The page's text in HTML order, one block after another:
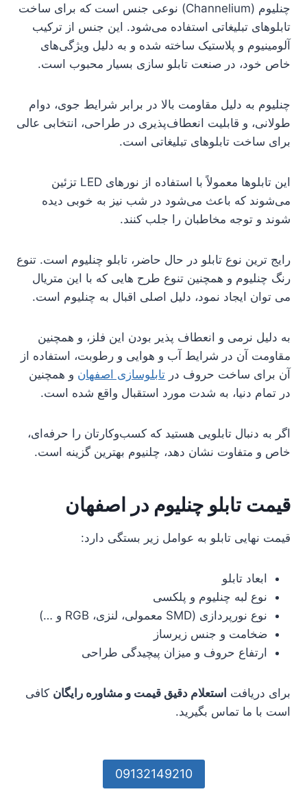
چنلیوم (Channelium) نوعی جنس است که برای ساخت
تابلوهای تبلیغاتی استفاده می‌شود. این جنس از ترکیب
آلومینیوم و پلاستیک ساخته شده و به دلیل ویژگی‌های
خاص خود، در صنعت تابلو سازی بسیار محبوب است.
چنلیوم به دلیل مقاومت بالا در برابر شرایط جوی، دوام
طولانی، و قابلیت انعطاف‌پذیری در طراحی، انتخابی عالی
برای ساخت تابلوهای تبلیغاتی است.
این تابلوها معمولاً با استفاده از نورهای LED تزئین
می‌شوند که باعث می‌شود در شب نیز به خوبی دیده
شوند و توجه مخاطبان را جلب کنند.
رایج ترین نوع تابلو در حال حاضر، تابلو چنلیوم است. تنوع
رنگ چنلیوم و همچنین تنوع طرح هایی که با این متریال
می توان ایجاد نمود، دلیل اصلی اقبال به چنلیوم است.
به دلیل نرمی و انعطاف پذیر بودن این فلز، و همچنین
مقاومت آن در شرایط آب و هوایی و رطوبت، استفاده از
آن برای ساخت حروف در تابلوسازی اصفهان و همچنین
در تمام دنیا، به شدت مورد استقبال واقع شده است.
اگر به دنبال تابلویی هستید که کسب‌وکارتان را حرفه‌ای،
خاص و متفاوت نشان دهد، چلنیوم بهترین گزینه است.
قیمت تابلو چنلیوم در اصفهان
قیمت نهایی تابلو به عوامل زیر بستگی دارد:
ابعاد تابلو
نوع لبه چنلیوم و پلکسی
نوع نورپردازی (SMD معمولی، لنزی، RGB و …)
ضخامت و جنس زیرساز
ارتفاع حروف و میزان پیچیدگی طراحی
برای دریافت استعلام دقیق قیمت و مشاوره رایگان کافی
است با ما تماس بگیرید.
09132149210